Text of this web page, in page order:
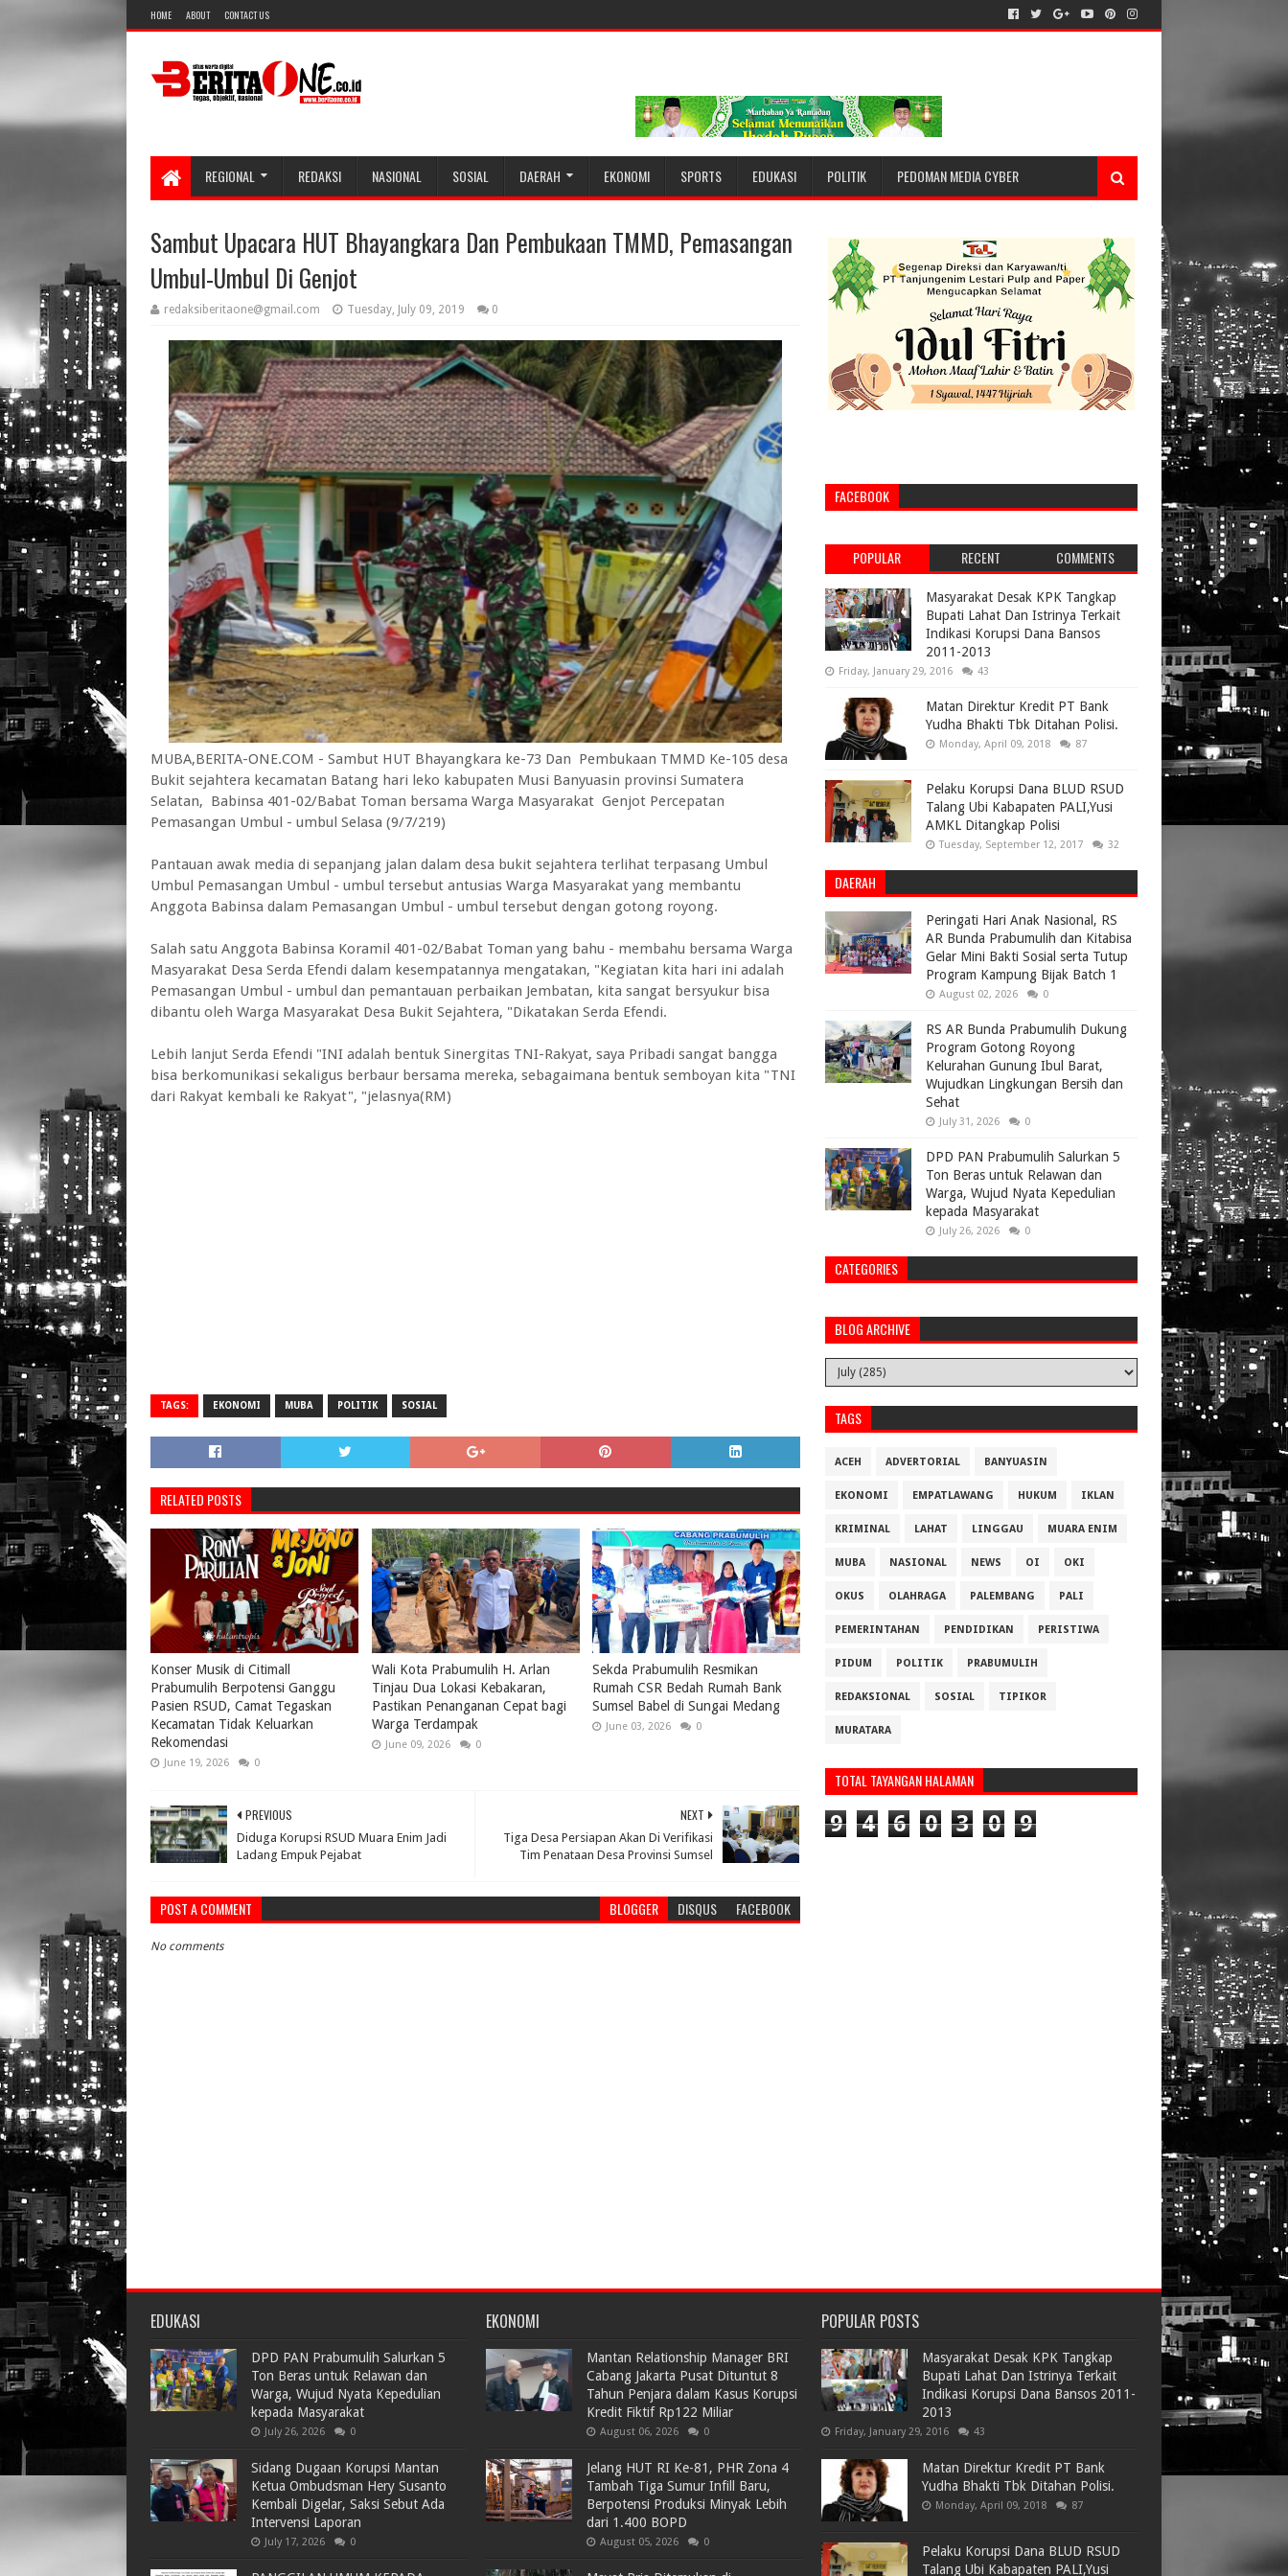
HOME ABOUT CONTACT US
REGIONAL REDAKSI NASIONAL SOSIAL DAERAH EKONOMI SPORTS EDUKASI POLITIK PEDOMAN MEDIA CYBER
Sambut Upacara HUT Bhayangkara Dan Pembukaan TMMD, Pemasangan
Umbul-Umbul Di Genjot
redaksiberitaone@gmail.com Tuesday, July 09, 2019 0
MUBA,BERITA-ONE.COM - Sambut HUT Bhayangkara ke-73 Dan Pembukaan TMMD Ke-105 desa
Bukit sejahtera kecamatan Batang hari leko kabupaten Musi Banyuasin provinsi Sumatera
Selatan, Babinsa 401-02/Babat Toman bersama Warga Masyarakat Genjot Percepatan
Pemasangan Umbul - umbul Selasa (9/7/219)
Pantauan awak media di sepanjang jalan dalam desa bukit sejahtera terlihat terpasang Umbul
Umbul Pemasangan Umbul - umbul tersebut antusias Warga Masyarakat yang membantu
Anggota Babinsa dalam Pemasangan Umbul - umbul tersebut dengan gotong royong.
Salah satu Anggota Babinsa Koramil 401-02/Babat Toman yang bahu - membahu bersama Warga
Masyarakat Desa Serda Efendi dalam kesempatannya mengatakan, "Kegiatan kita hari ini adalah
Pemasangan Umbul - umbul dan pemantauan perbaikan Jembatan, kita sangat bersyukur bisa
dibantu oleh Warga Masyarakat Desa Bukit Sejahtera, "Dikatakan Serda Efendi.
Lebih lanjut Serda Efendi "INI adalah bentuk Sinergitas TNI-Rakyat, saya Pribadi sangat bangga
bisa berkomunikasi sekaligus berbaur bersama mereka, sebagaimana bentuk semboyan kita "TNI
dari Rakyat kembali ke Rakyat", "jelasnya(RM)
TAGS: EKONOMI MUBA POLITIK SOSIAL
RELATED POSTS
Konser Musik di Citimall
Prabumulih Berpotensi Ganggu
Pasien RSUD, Camat Tegaskan
Kecamatan Tidak Keluarkan
Rekomendasi
June 19, 2026 0
Wali Kota Prabumulih H. Arlan
Tinjau Dua Lokasi Kebakaran,
Pastikan Penanganan Cepat bagi
Warga Terdampak
June 09, 2026 0
Sekda Prabumulih Resmikan
Rumah CSR Bedah Rumah Bank
Sumsel Babel di Sungai Medang
June 03, 2026 0
NEXT
Tiga Desa Persiapan Akan Di Verifikasi
Tim Penataan Desa Provinsi Sumsel
PREVIOUS
Diduga Korupsi RSUD Muara Enim Jadi
Ladang Empuk Pejabat
POST A COMMENT BLOGGER DISQUS FACEBOOK
No comments
FACEBOOK
POPULAR RECENT COMMENTS
Masyarakat Desak KPK Tangkap
Bupati Lahat Dan Istrinya Terkait
Indikasi Korupsi Dana Bansos
2011-2013
Friday, January 29, 2016 43
Matan Direktur Kredit PT Bank
Yudha Bhakti Tbk Ditahan Polisi.
Monday, April 09, 2018 87
Pelaku Korupsi Dana BLUD RSUD
Talang Ubi Kabapaten PALI,Yusi
AMKL Ditangkap Polisi
Tuesday, September 12, 2017 32
DAERAH
Peringati Hari Anak Nasional, RS
AR Bunda Prabumulih dan Kitabisa
Gelar Mini Bakti Sosial serta Tutup
Program Kampung Bijak Batch 1
August 02, 2026 0
RS AR Bunda Prabumulih Dukung
Program Gotong Royong
Kelurahan Gunung Ibul Barat,
Wujudkan Lingkungan Bersih dan
Sehat
July 31, 2026 0
DPD PAN Prabumulih Salurkan 5
Ton Beras untuk Relawan dan
Warga, Wujud Nyata Kepedulian
kepada Masyarakat
July 26, 2026 0
CATEGORIES
BLOG ARCHIVE
TAGS
ACEH ADVERTORIAL BANYUASIN
EKONOMI EMPATLAWANG HUKUM IKLAN
KRIMINAL LAHAT LINGGAU MUARA ENIM
MUBA NASIONAL NEWS OI OKI
OKUS OLAHRAGA PALEMBANG PALI
PEMERINTAHAN PENDIDIKAN PERISTIWA
PIDUM POLITIK PRABUMULIH
REDAKSIONAL SOSIAL TIPIKOR
MURATARA
TOTAL TAYANGAN HALAMAN
9 4 6 0 3 0 9
EDUKASI
DPD PAN Prabumulih Salurkan 5
Ton Beras untuk Relawan dan
Warga, Wujud Nyata Kepedulian
kepada Masyarakat
July 26, 2026 0
Sidang Dugaan Korupsi Mantan
Ketua Ombudsman Hery Susanto
Kembali Digelar, Saksi Sebut Ada
Intervensi Laporan
July 17, 2026 0
EKONOMI
Mantan Relationship Manager BRI
Cabang Jakarta Pusat Dituntut 8
Tahun Penjara dalam Kasus Korupsi
Kredit Fiktif Rp122 Miliar
August 06, 2026 0
Jelang HUT RI Ke-81, PHR Zona 4
Tambah Tiga Sumur Infill Baru,
Berpotensi Produksi Minyak Lebih
dari 1.400 BOPD
August 05, 2026 0
POPULAR POSTS
Masyarakat Desak KPK Tangkap
Bupati Lahat Dan Istrinya Terkait
Indikasi Korupsi Dana Bansos 2011-
2013
Friday, January 29, 2016 43
Matan Direktur Kredit PT Bank
Yudha Bhakti Tbk Ditahan Polisi.
Monday, April 09, 2018 87
Pelaku Korupsi Dana BLUD RSUD
Talang Ubi Kabapaten PALI,Yusi